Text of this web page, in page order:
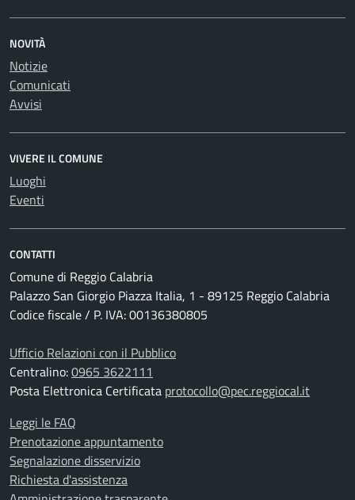
NOVITÀ
Notizie
Comunicati
Avvisi
VIVERE IL COMUNE
Luoghi
Eventi
CONTATTI
Comune di Reggio Calabria
Palazzo San Giorgio Piazza Italia, 1 - 89125 Reggio Calabria
Codice fiscale / P. IVA: 00136380805
Ufficio Relazioni con il Pubblico
Centralino:0965 3622111
Posta Elettronica Certificata protocollo@pec.reggiocal.it
Leggi le FAQ
Prenotazione appuntamento
Segnalazione disservizio
Richiesta d'assistenza